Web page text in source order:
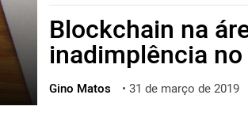
العربية
ไทย
ქართული
Blockchain na
inadimplência
Gino Matos • 31 de março de 2019